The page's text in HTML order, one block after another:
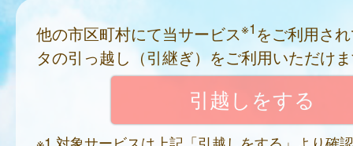
他の市区町村にて当サービス※1 をご利用さ
タの引っ越し（引継ぎ）をご利用いただけ